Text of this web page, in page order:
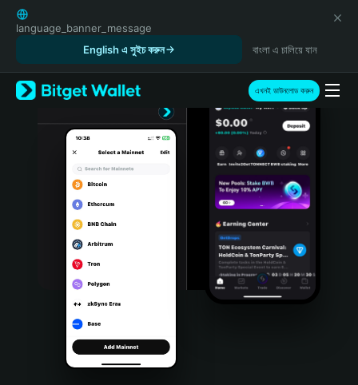
English
日本語
Русский
Español (Latinoamérica)
Türkçe
Português (Portugal)
Bahasa Indonesia
Português (Brasil)
Español (Argentina)
language_banner_message
English এ সুইচ করুন
বাংলা এ চালিয়ে যান
এখনই ডাউনলোড করুন